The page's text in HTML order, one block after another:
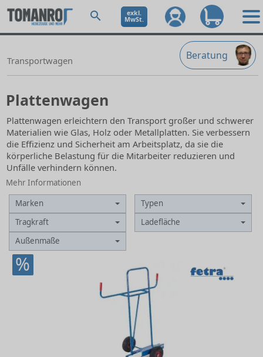
exkl.
MwSt.
Beratung
Transportwagen
Plattenwagen
Plattenwagen erleichtern den Transport großer und schwerer
Materialien wie Glas, Holz oder Metallplatten. Sie verbessern
die Effizienz und Sicherheit am Arbeitsplatz, da sie die
körperliche Belastung für die Mitarbeiter reduzieren und
Unfälle verhindern können.
Mehr Informationen
Marken
Typen
Tragkraft
Ladefläche
Außenmaße
%